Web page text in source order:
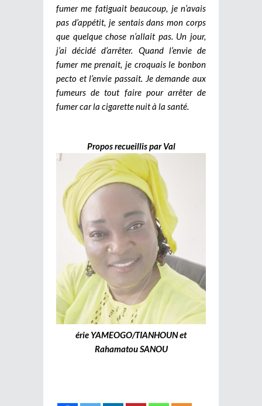
fumer me fatiguait beaucoup, je n’avais
pas d’appétit, je sentais dans mon corps
que quelque chose n’allait pas. Un jour,
j’ai décidé d’arrêter. Quand l’envie de
fumer me prenait, je croquais le bonbon
pecto et l’envie passait. Je demande aux
fumeurs de tout faire pour arrêter de
fumer car la cigarette nuit à la santé.
Propos recueillis par Val
érie YAMEOGO/TIANHOUN et
Rahamatou SANOU